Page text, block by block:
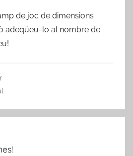
de joc de dimensions
adeqüeu-lo al nombre de